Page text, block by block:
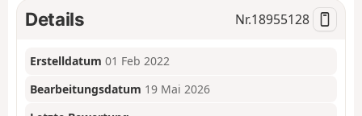
o
n
Details Nr.18955128
Erstelldatum 01 Feb 2022
Bearbeitungsdatum 19 Mai 2026